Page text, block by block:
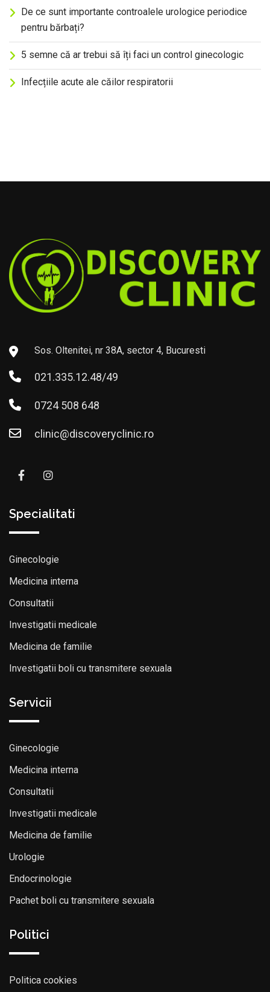
De ce sunt importante controalele urologice periodice
pentru bărbați?
5 semne că ar trebui să îți faci un control ginecologic
Infecțiile acute ale căilor respiratorii
Sos. Oltenitei, nr 38A, sector 4, Bucuresti
021.335.12.48/49
0724 508 648
clinic@discoveryclinic.ro
Specialitati
Ginecologie
Medicina interna
Consultatii
Investigatii medicale
Medicina de familie
Investigatii boli cu transmitere sexuala
Servicii
Ginecologie
Medicina interna
Consultatii
Investigatii medicale
Medicina de familie
Urologie
Endocrinologie
Pachet boli cu transmitere sexuala
Politici
Politica cookies